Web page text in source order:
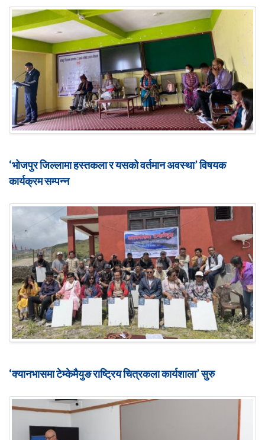
‘भोजपुर जिल्लामा हस्तकला र यसको वर्तमान अवस्था’ विषयक
कार्यक्रम सम्पन्न
‘क्यानभासमा टेम्केमैयुङ राष्ट्रिय चित्रकला कार्यशाला’ सुरु